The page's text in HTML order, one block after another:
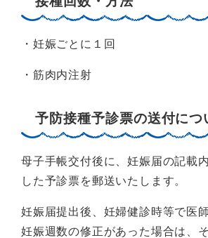
・妊娠ごとに１回
・筋肉内注射
予防接種予診票の送付につ
母子手帳交付後に、妊娠届の記載
した予診票を郵送いたします。
妊娠届提出後、妊婦健診時等で医
妊娠週数の修正があった場合は、